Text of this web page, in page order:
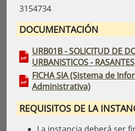
3154734
DOCUMENTACIÓN
URB01B - SOLICITUD DE
URBANISTICOS - RASANTES
FICHA SIA (Sistema de
Administrativa)
REQUISITOS DE LA